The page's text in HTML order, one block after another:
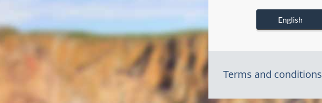
English
Terms and conditions